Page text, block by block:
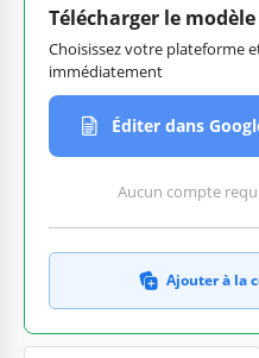
Télécharger le
Choisissez votre plateforme
immédiatement
Éditer dans
Aucun compte
Ajouter à la